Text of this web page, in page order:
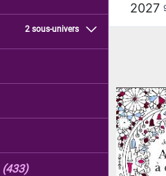
2 sous-univers
(433)
2027